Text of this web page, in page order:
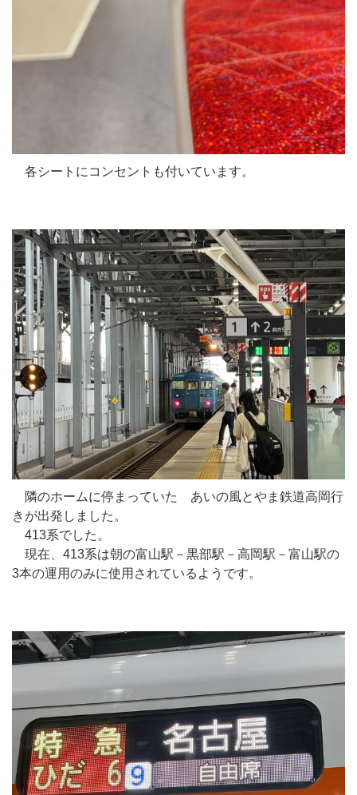
各シートにコンセントも付いています。
隣のホームに停まっていた あいの風とやま鉄道高岡行
きが出発しました。
413系でした。
現在、413系は朝の富山駅－黒部駅－高岡駅－富山駅の
3本の運用のみに使用されているようです。